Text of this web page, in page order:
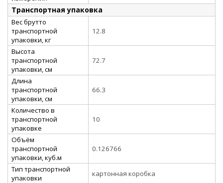
Транспортная упаковка
Вес брутто
транспортной
упаковки, кг
12.8
Высота
транспортной
упаковки, см
72.7
Длина
транспортной
упаковки, см
66.3
Количество в
транспортной
упаковке
10
Объём
транспортной
упаковки, куб.м
0.126766
Тип транспортной
упаковки
картонная коробка